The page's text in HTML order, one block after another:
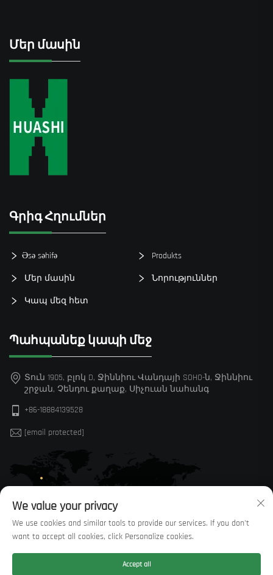
Մեր մասին
Գրիգ Հղումներ
Əsə səhifə Produkts
Մեր մասին Նորություններ
Կապ մեզ հետ
Պահպանեք կապի մեջ
Տուն 1905, բլոկ D, Ջիննիու Վանդայի SOHO-ն, Ջիննիու
շրջան, Չենդու քաղաք, Սիչուան նահանգ
+86-18884139528
[email protected]
We value your privacy
We use cookies and similar tools to provide our services. If you don't
want to accept all cookies, click Personalize cookies.
Accept all